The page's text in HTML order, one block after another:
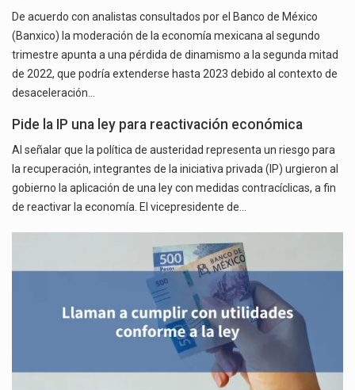
De acuerdo con analistas consultados por el Banco de México
(Banxico) la moderación de la economía mexicana al segundo
trimestre apunta a una pérdida de dinamismo a la segunda mitad
de 2022, que podría extenderse hasta 2023 debido al contexto de
desaceleración…
Pide la IP una ley para reactivación económica
Al señalar que la política de austeridad representa un riesgo para
la recuperación, integrantes de la iniciativa privada (IP) urgieron al
gobierno la aplicación de una ley con medidas contracíclicas, a fin
de reactivar la economía. El vicepresidente de…